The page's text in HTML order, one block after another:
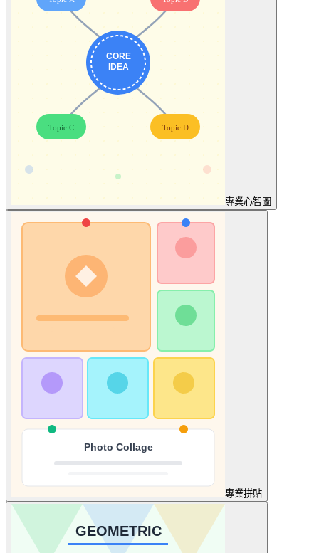
專業心智圖
專業拼貼